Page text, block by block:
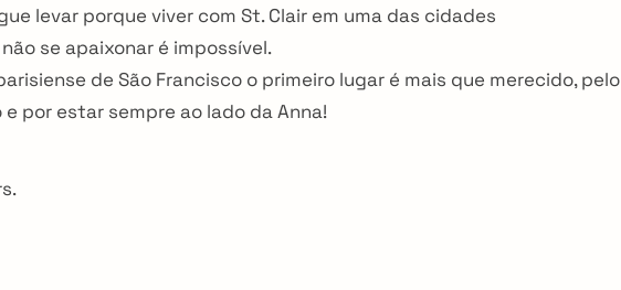
levar porque viver com St. Clair em uma das cidades
se apaixonar é impossível.
de São Francisco o primeiro lugar é mais que merecido, pelo
por estar sempre ao lado da Anna!